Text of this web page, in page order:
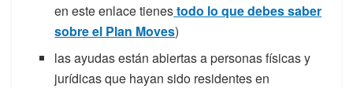
en este enlace tienestodo lo que debes saber
sobre el Plan Moves)
las ayudas están abiertas a personas físicas y
jurídicas que hayan sido residentes en